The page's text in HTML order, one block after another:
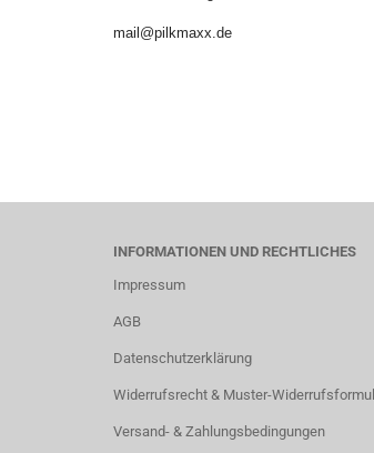
mail@pilkmaxx.de
INFORMATIONEN UND RECHTLICHES
Impressum
AGB
Datenschutzerklärung
Widerrufsrecht & Muster-
Versand- & Zahlungsbedingungen